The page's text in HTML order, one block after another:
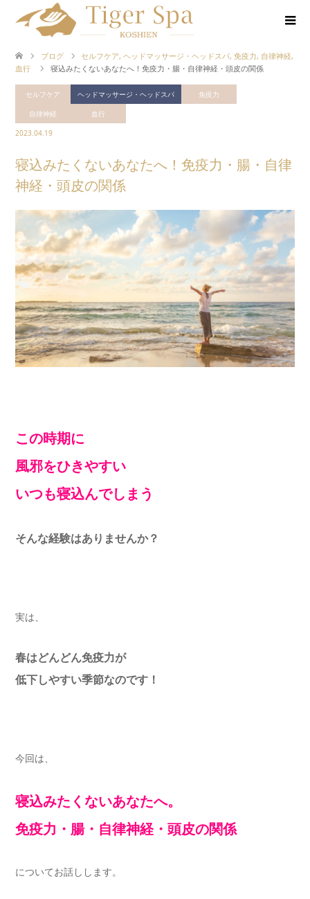
ブログ セルフケア, ヘッドマッサージ・ヘッドスパ, 免疫力, 自律神経,
血行
寝込みたくないあなたへ！免疫力・腸・自律神経・頭皮の関係
セルフケア ヘッドマッサージ・ヘッドスパ
免疫力
自律神経
血行
2023.04.19
寝込みたくないあなたへ！免疫力・腸・自律
神経・頭皮の関係
この時期に
風邪をひきやすい
いつも寝込んでしまう
そんな経験はありませんか？
実は、
春はどんどん免疫力が
低下しやすい季節なのです！
今回は、
寝込みたくないあなたへ。
免疫力・腸・自律神経・頭皮の関係
についてお話しします。